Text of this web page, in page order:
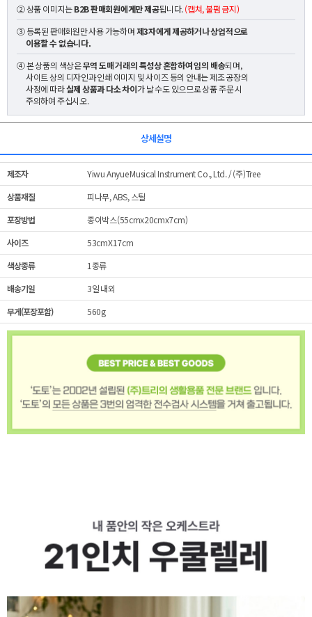
② 상품 이미지는B2B 판매회원에게만 제공됩니다.(캡쳐, 불펌 금지)
③ 등록된 판매회원만 사용 가능하며제3자에게 제공하거나 상업적으로
이용할 수 없습니다.
④ 본 상품의 색상은무역 도매 거래의 특성상 혼합하여 임의 배송되며,
사이트 상의 디자인과 인쇄 이미지 및 사이즈 등의 안내는 제조 공장의
사정에 따라실제 상품과 다소 차이가 날 수도 있으므로 상품 주문 시
주의하여 주십시오.
상세설명
제조자
Yiwu Anyue Musical Instrument Co., Ltd. / (주)Tree
상품재질
피나무, ABS, 스틸
포장방법
종이박스(55cmx20cmx7cm)
사이즈
53cmX17cm
색상종류
1종류
배송기일
3일 내외
무게(포장포함)
560g